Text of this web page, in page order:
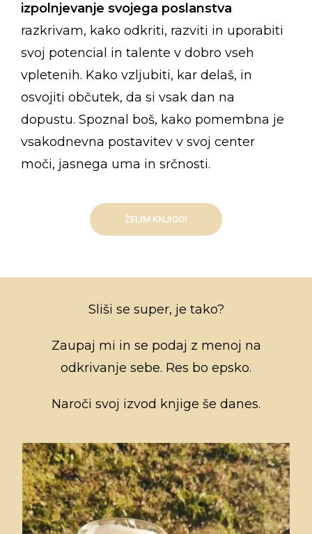
izpolnjevanje svojega poslanstva
razkrivam, kako odkriti, razviti in uporabiti
svoj potencial in talente v dobro vseh
vpletenih. Kako vzljubiti, kar delaš, in
osvojiti občutek, da si vsak dan na
dopustu. Spoznal boš, kako pomembna je
vsakodnevna postavitev v svoj center
moči, jasnega uma in srčnosti.
ŽELIM KNJIGO!
Sliši se super, je tako?
Zaupaj mi in se podaj z menoj na
odkrivanje sebe. Res bo epsko.
Naroči svoj izvod knjige še danes.